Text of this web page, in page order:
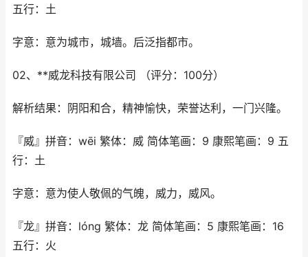
五行：土
字意：意为城市，城墙。后泛指都市。
02、**威龙科技有限公司 （评分：100分）
解析结果：阴阳和合，精神愉快，荣誉达利，一门兴隆。
『威』拼音：wēi 繁体：威 简体笔画：9 康熙笔画：9 五
行：土
字意：意为使人敬佩的气魄，威力，威风。
『龙』拼音：lóng 繁体：龙 简体笔画：5 康熙笔画：16
五行：火